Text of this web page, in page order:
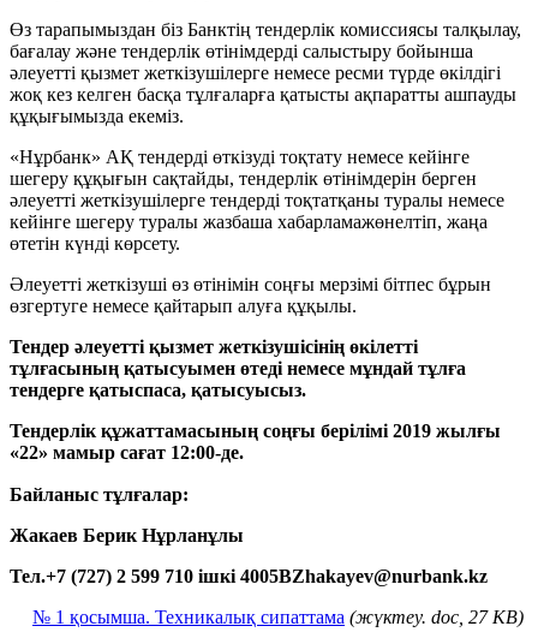
Өз тарапымыздан біз Банктің тендерлік комиссиясы талқылау,
бағалау және тендерлік өтінімдерді салыстыру бойынша
әлеуетті қызмет жеткізушілерге немесе ресми түрде өкілдігі
жоқ кез келген басқа тұлғаларға қатысты ақпаратты ашпауды
құқығымызда екеміз.
«Нұрбанк» АҚ тендерді өткізуді тоқтату немесе кейінге
шегеру құқығын сақтайды, тендерлік өтінімдерін берген
әлеуетті жеткізушілерге тендерді тоқтатқаны туралы немесе
кейінге шегеру туралы жазбаша хабарламажөнелтіп, жаңа
өтетін күнді көрсету.
Әлеуетті жеткізуші өз өтінімін соңғы мерзімі бітпес бұрын
өзгертуге немесе қайтарып алуға құқылы.
Тендер әлеуетті қызмет жеткізушісінің өкілетті
тұлғасының қатысуымен өтеді немесе мұндай тұлға
тендерге қатыспаса, қатысуысыз.
Тендерлік құжаттамасының соңғы берілімі 2019 жылғы
«22» мамыр сағат 12:00-де.
Байланыс тұлғалар:
Жакаев Берик Нұрланұлы
Тел.+7 (727) 2 599 710 ішкі 4005BZhakayev@nurbank.kz
№ 1 қосымша. Техникалық сипаттама (жүктеу. doc , 27 KB)